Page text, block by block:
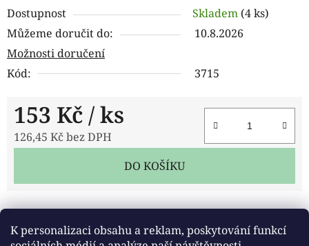
K personalizaci obsahu a reklam, poskytování funkcí
Dostupnost Skladem (4 ks)
Můžeme doručit do:
10.8.2026
Možnosti doručení
Kód:
3715
153 Kč / ks
126,45 Kč bez DPH
DO KOŠÍKU